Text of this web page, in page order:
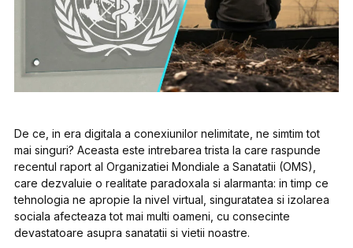
De ce, in era digitala a conexiunilor nelimitate, ne simtim tot
mai singuri? Aceasta este intrebarea trista la care raspunde
recentul raport al Organizatiei Mondiale a Sanatatii (OMS),
care dezvaluie o realitate paradoxala si alarmanta: in timp ce
tehnologia ne apropie la nivel virtual, singuratatea si izolarea
sociala afecteaza tot mai multi oameni, cu consecinte
devastatoare asupra sanatatii si vietii noastre.